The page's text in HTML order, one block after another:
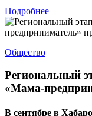
Подробнее
Общество
Региональный
«Мама-
В сентябре в